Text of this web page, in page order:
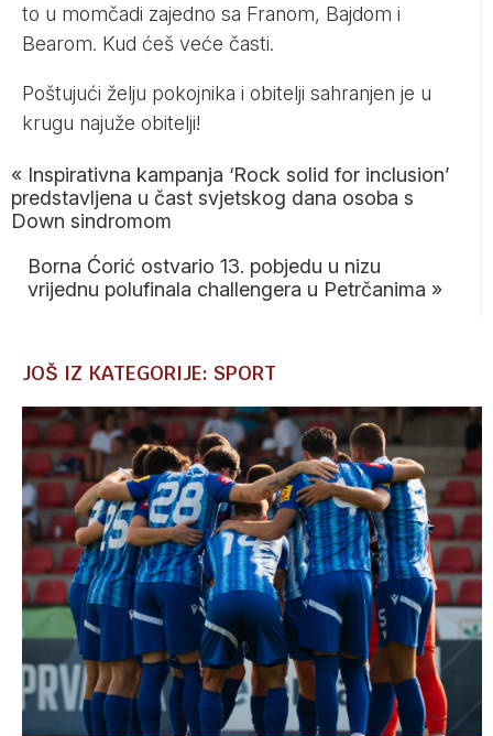
to u momčadi zajedno sa Franom, Bajdom i
Bearom. Kud ćeš veće časti.
Poštujući želju pokojnika i obitelji sahranjen je u
krugu najuže obitelji!
« Inspirativna kampanja ‘Rock solid for inclusion’
predstavljena u čast svjetskog dana osoba s
Down sindromom
Borna Ćorić ostvario 13. pobjedu u nizu
vrijednu polufinala challengera u Petrčanima »
JOŠ IZ KATEGORIJE: SPORT